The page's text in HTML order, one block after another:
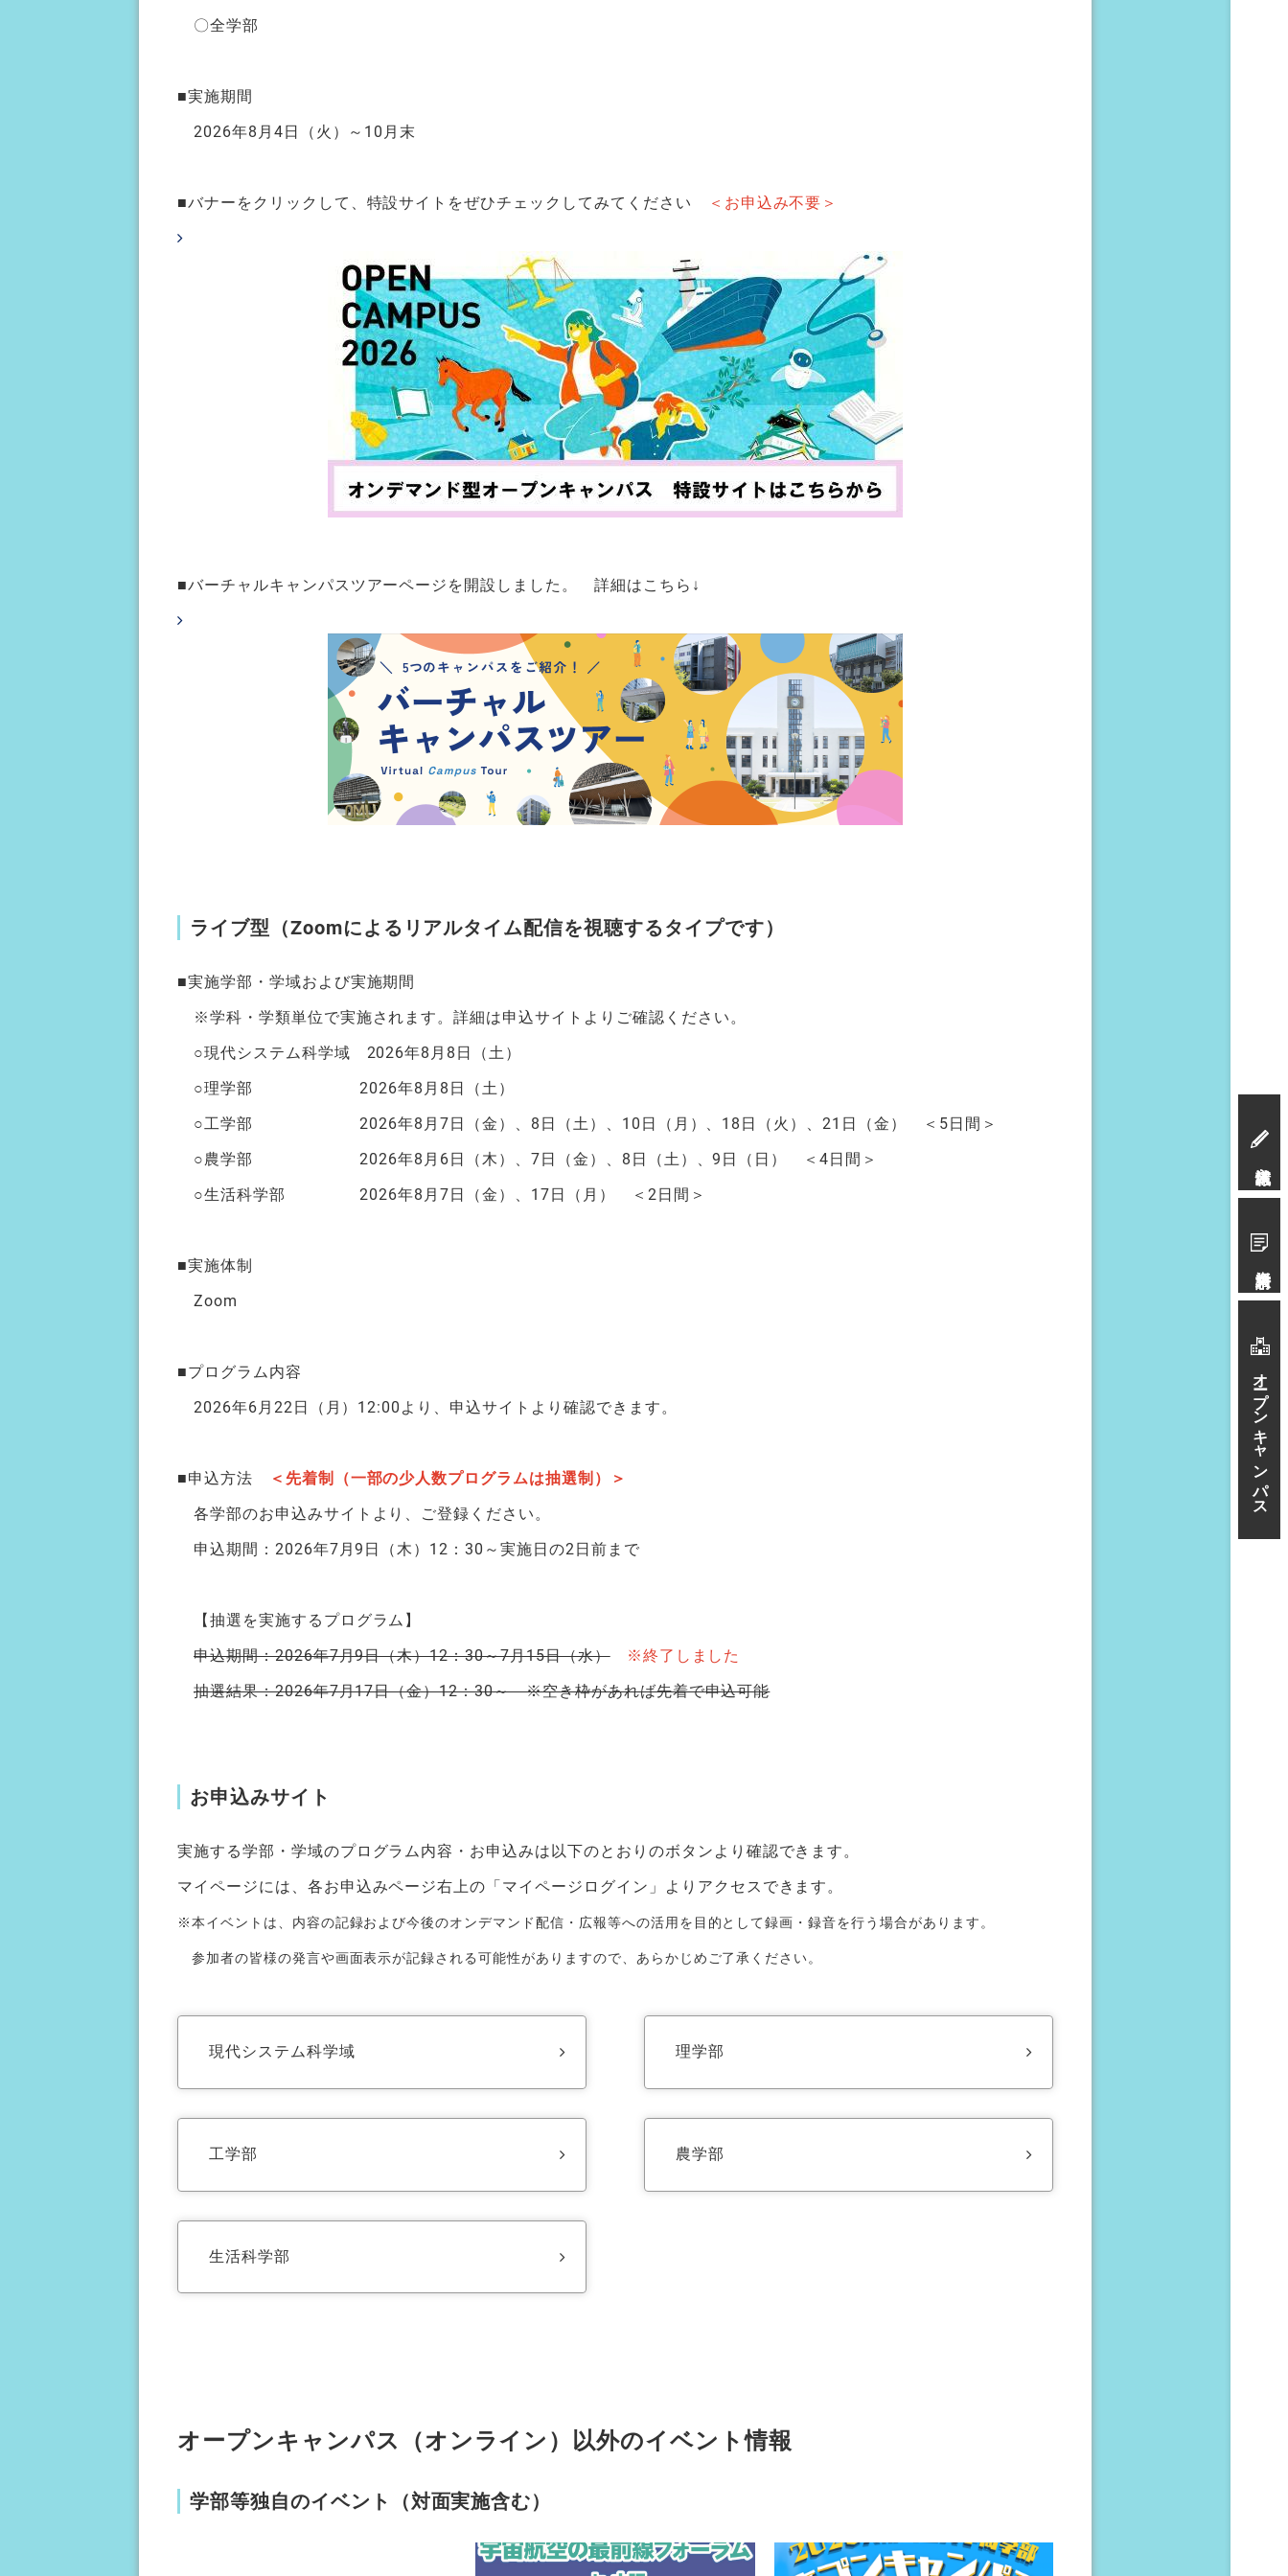
オープンキャンパス
〇全学部
■実施期間
2026年8月4日（火）～10月末
■バナーをクリックして、特設サイトをぜひチェックしてみてください ＜お申込み不要＞
■バーチャルキャンパスツアーページを開設しました。 詳細はこちら↓
ライブ型（Zoomによるリアルタイム配信を視聴するタイプです）
■実施学部・学域および実施期間
※学科・学類単位で実施されます。詳細は申込サイトよりご確認ください。
○現代システム科学域 2026年8月8日（土）
○理学部 2026年8月8日（土）
○工学部 2026年8月7日（金）、8日（土）、10日（月）、18日（火）、21日（金） ＜5日間＞
○農学部 2026年8月6日（木）、7日（金）、8日（土）、9日（日） ＜4日間＞
○生活科学部 2026年8月7日（金）、17日（月） ＜2日間＞
■実施体制
Zoom
■プログラム内容
2026年6月22日（月）12:00より、申込サイトより確認できます。
■申込方法
＜先着制（一部の少人数プログラムは抽選制）＞
各学部のお申込みサイトより、ご登録ください。
申込期間：2026年7月9日（木）12：30～実施日の2日前まで
【抽選を実施するプログラム】
申込期間：2026年7月9日（木）12：30～7月15日（水）※終了しました
抽選結果：2026年7月17日（金）12：30～ ※空き枠があれば先着で申込可能
お申込みサイト
実施する学部・学域のプログラム内容・お申込みは以下のとおりのボタンより確認できます。
マイページには、各お申込みページ右上の「マイページログイン」よりアクセスできます。
※本イベントは、内容の記録および今後のオンデマンド配信・広報等への活用を目的として録画・録音を行う場合があります。
参加者の皆様の発言や画面表示が記録される可能性がありますので、あらかじめご了承ください。
現代システム科学域 理学部
工学部 農学部
生活科学部
オープンキャンパス（オンライン）以外のイベント情報
学部等独自のイベント（対面実施含む）